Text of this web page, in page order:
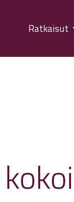
Ratkaisut